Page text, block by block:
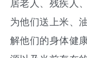
居老人、残疾人
为他们送上米、
解他们的身体健